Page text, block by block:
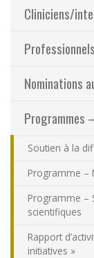
Éthique
Nous joindre
Plan du site
Accessibilité
Cliniciens/
Nominations
Programmes
Soutien à la
Programme –
Programme –
scientifiques
Rapport
initiatives »